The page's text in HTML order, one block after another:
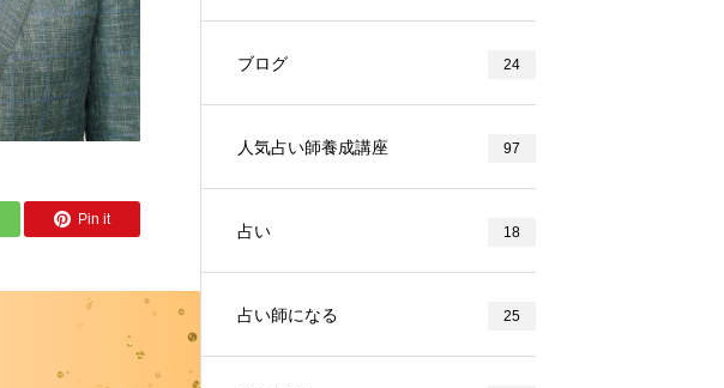
Pin it
ブログ 24
人気占い師養成講座 97
占い 18
占い師になる 25